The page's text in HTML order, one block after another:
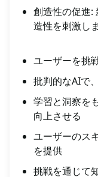
創造性の促進:
造性を刺激しま
ユーザーを挑
批判的なAIで
学習と洞察を
向上させる
ユーザーのス
を提供
挑戦を通じて